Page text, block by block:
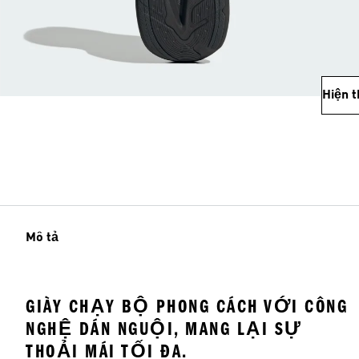
Hiện
Mô tả
GIÀY CHẠY BỘ PHONG CÁCH VỚI CÔNG
NGHỆ DÁN NGUỘI, MANG LẠI SỰ
THOẢI MÁI TỐI ĐA.